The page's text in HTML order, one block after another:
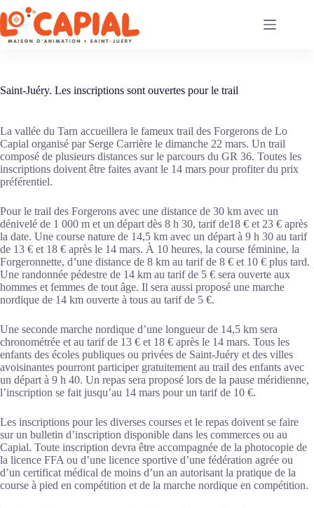
Passer
au
contenu
Saint-Juéry. Les inscriptions sont ouvertes pour le trail
La vallée du Tarn accueillera le fameux trail des Forgerons de Lo
Capial organisé par Serge Carrière le dimanche 22 mars. Un trail
composé de plusieurs distances sur le parcours du GR 36. Toutes les
inscriptions doivent être faites avant le 14 mars pour profiter du prix
préférentiel.
Pour le trail des Forgerons avec une distance de 30 km avec un
dénivelé de 1 000 m et un départ dès 8 h 30, tarif de18 € et 23 € après
la date. Une course nature de 14,5 km avec un départ à 9 h 30 au tarif
de 13 € et 18 € après le 14 mars. À 10 heures, la course féminine, la
Forgeronnette, d’une distance de 8 km au tarif de 8 € et 10 € plus tard.
Une randonnée pédestre de 14 km au tarif de 5 € sera ouverte aux
hommes et femmes de tout âge. Il sera aussi proposé une marche
nordique de 14 km ouverte à tous au tarif de 5 €.
Une seconde marche nordique d’une longueur de 14,5 km sera
chronométrée et au tarif de 13 € et 18 € après le 14 mars. Tous les
enfants des écoles publiques ou privées de Saint-Juéry et des villes
avoisinantes pourront participer gratuitement au trail des enfants avec
un départ à 9 h 40. Un repas sera proposé lors de la pause méridienne,
l’inscription se fait jusqu’au 14 mars pour un tarif de 10 €.
Les inscriptions pour les diverses courses et le repas doivent se faire
sur un bulletin d’inscription disponible dans les commerces ou au
Capial. Toute inscription devra être accompagnée de la photocopie de
la licence FFA ou d’une licence sportive d’une fédération agrée ou
d’un certificat médical de moins d’un an autorisant la pratique de la
course à pied en compétition et de la marche nordique en compétition.